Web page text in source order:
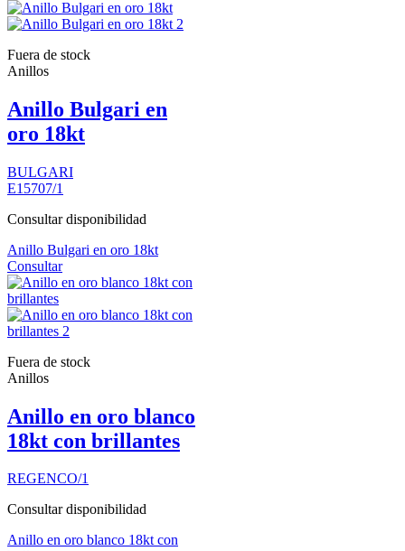
Fuera de stock
Anillos
Anillo Bulgari en
oro 18kt
BULGARI
E15707/1
Consultar disponibilidad
Anillo Bulgari en oro 18kt
Consultar
Fuera de stock
Anillos
Anillo en oro blanco
18kt con brillantes
REGENCO/1
Consultar disponibilidad
Anillo en oro blanco 18kt con